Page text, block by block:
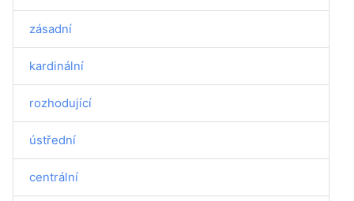
zásadní
kardinální
rozhodující
ústřední
centrální